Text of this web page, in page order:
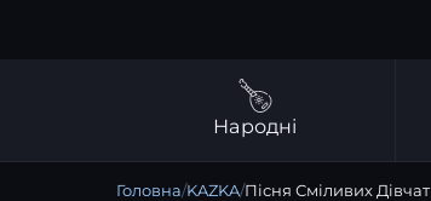
Народні
Головна/KAZKA/Пісня Сміливих Дівчат